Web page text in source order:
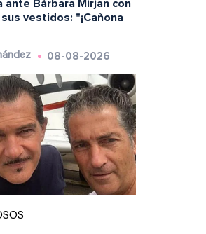
ante Bárbara Mirjan con
vestidos: "¡Cañona
08-08-2026